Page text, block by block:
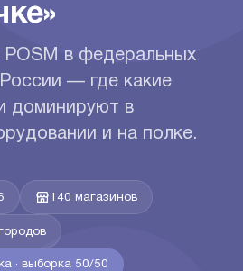
POSM в федеральных
— где какие
доминируют в
и на полке.
140 магазинов
· выборка 50/50